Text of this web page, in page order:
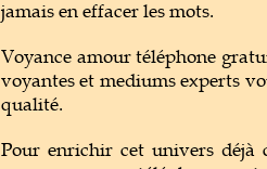
jamais en effacer les mots.
Voyance amour téléphone
voyantes et mediums experts
qualité.
Pour enrichir cet univers déjà